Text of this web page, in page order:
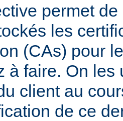
permet
les
(CAs) pour
à faire. On les
client au
de ce